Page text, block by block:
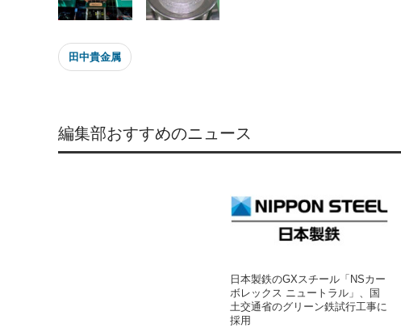
田中貴金属
編集部おすすめのニュース
日本製鉄のGXスチール「NSカー
ボレックス ニュートラル」、国
土交通省のグリーン鉄試行工事に
採用